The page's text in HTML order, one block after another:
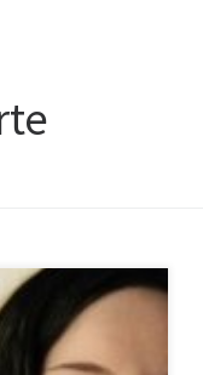
de la escritora y
pasado año a las